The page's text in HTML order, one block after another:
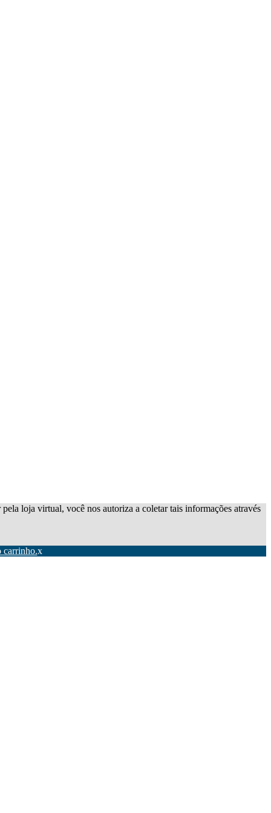
loja virtual, você nos autoriza a coletar tais informações através
x